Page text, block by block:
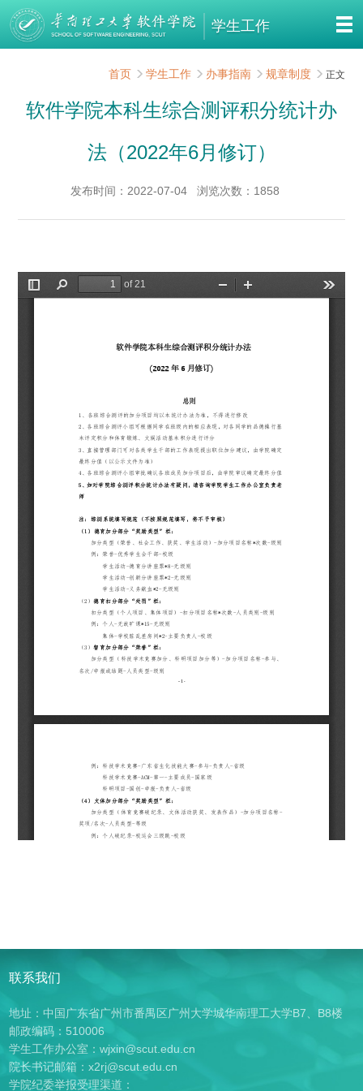
学生工作
首页 学生工作 办事指南 规章制度 正文
软件学院本科生综合测评积分统计办
法（2022年6月修订）
发布时间：2022-07-04 浏览次数： 1858
联系我们
地址：中国广东省广州市番禺区广州大学城华南理工大学B7、B8楼
邮政编码：510006
学生工作办公室：wjxin@scut.edu.cn
院长书记邮箱：x2rj@scut.edu.cn
学院纪委举报受理渠道：